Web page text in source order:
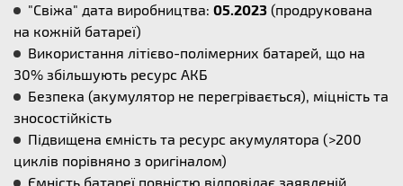
"Свіжа" дата виробництва: 05.2023 (продрукована
на кожній батареї)
Використання літієво-полімерних батарей, що на
30% збільшують ресурс АКБ
Безпека (акумулятор не перегрівається), міцність та
зносостійкість
Підвищена ємність та ресурс акумулятора (>200
циклів порівняно з оригіналом)
Ємність батареї повністю відповідає заявленій